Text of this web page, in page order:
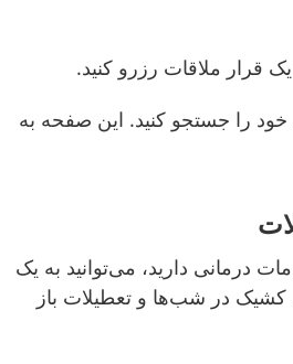
قرار ملاقات رزرو کنید.
را جستجو کنید. این صفحه به
درمانی دارید، می‌توانید به یک
کشیک در شب‌ها و تعطیلات باز